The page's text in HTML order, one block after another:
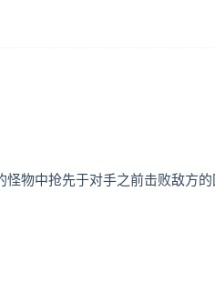
物中抢先于对手之前击败敌方